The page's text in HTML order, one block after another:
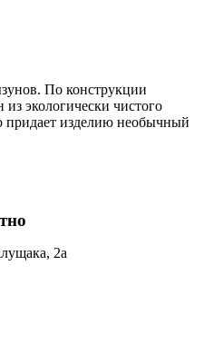
По конструкции
экологически чистого
придает изделию необычный
2а